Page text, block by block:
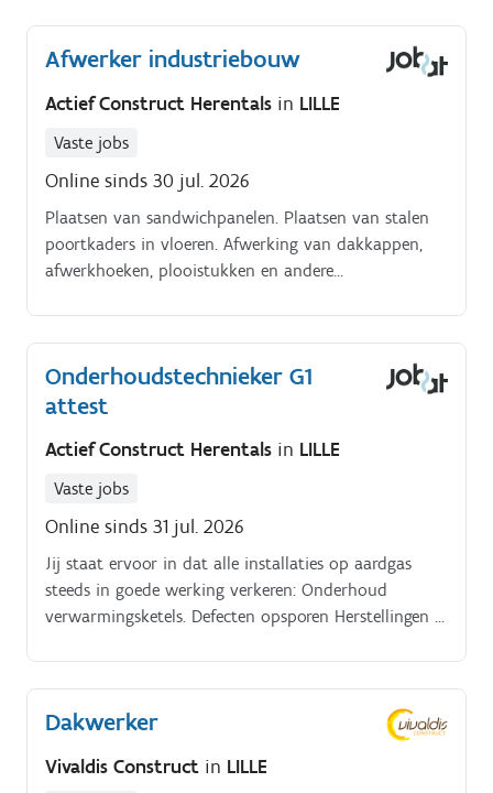
een vervanging tot aan de Kerstvakantie voor
Freinetschool de Vlindertuin in Lille.
Afwerker industriebouw
Actief Construct Herentals in LILLE
Vaste jobs
Online sinds 30 jul. 2026
Plaatsen van sandwichpanelen. Plaatsen van stalen
poortkaders in vloeren. Afwerking van dakkappen,
afwerkhoeken, plooistukken en andere
Onderhoudstechnieker G1
attest
Actief Construct Herentals in LILLE
Vaste jobs
Online sinds 31 jul. 2026
Jij staat ervoor in dat alle installaties op aardgas
steeds in goede werking verkeren: Onderhoud
verwarmingsketels. Defecten opsporen Herstellingen /
Dakwerker
Vivaldis Construct in LILLE